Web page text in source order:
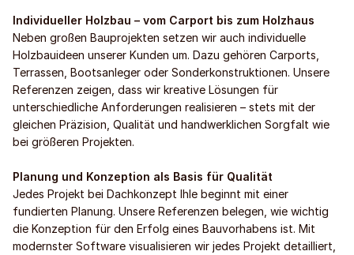
Individueller Holzbau – vom Carport bis zum Holzhaus
Neben großen Bauprojekten setzen wir auch individuelle
Holzbauideen unserer Kunden um. Dazu gehören Carports,
Terrassen, Bootsanleger oder Sonderkonstruktionen. Unsere
Referenzen zeigen, dass wir kreative Lösungen für
unterschiedliche Anforderungen realisieren – stets mit der
gleichen Präzision, Qualität und handwerklichen Sorgfalt wie
bei größeren Projekten.
Planung und Konzeption als Basis für Qualität
Jedes Projekt bei Dachkonzept Ihle beginnt mit einer
fundierten Planung. Unsere Referenzen belegen, wie wichtig
die Konzeption für den Erfolg eines Bauvorhabens ist. Mit
modernster Software visualisieren wir jedes Projekt detailliert,